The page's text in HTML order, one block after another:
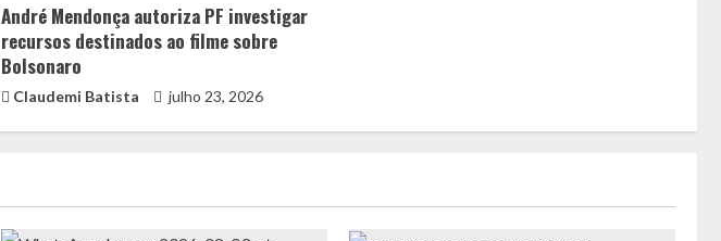
André Mendonça autoriza PF investigar
recursos destinados ao filme sobre
Bolsonaro
Claudemi Batista julho 23, 2026